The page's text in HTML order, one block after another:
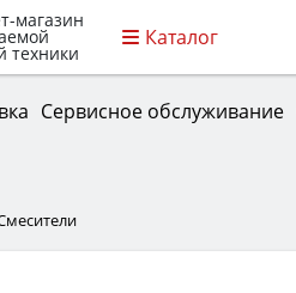
магазин
техники
Каталог
Сервисное обслуживание